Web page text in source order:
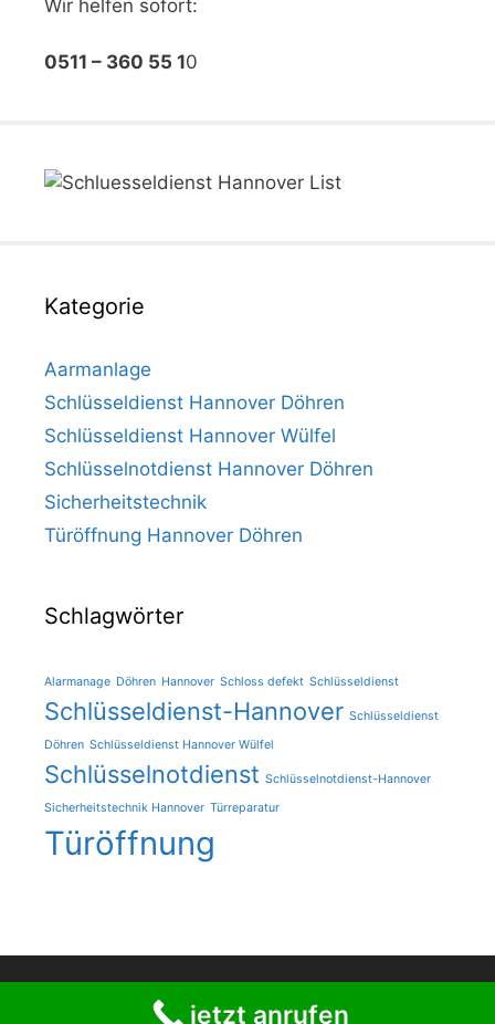
Wir helfen sofort:
0511 – 360 55 10
Kategorie
Aarmanlage
Schlüsseldienst Hannover Döhren
Schlüsseldienst Hannover Wülfel
Schlüsselnotdienst Hannover Döhren
Sicherheitstechnik
Türöffnung Hannover Döhren
Schlagwörter
Alarmanage Döhren Hannover Schloss defekt Schlüsseldienst
Schlüsseldienst-Hannover Schlüsseldienst
Döhren Schlüsseldienst Hannover Wülfel
Schlüsselnotdienst Schlüsselnotdienst-Hannover
Sicherheitstechnik Hannover Türreparatur
Türöffnung
© 2026 34,90 € - Schlüsseldienst Hannover Döhren Wülfel
• Erstellt mitGeneratePress
jetzt anrufen